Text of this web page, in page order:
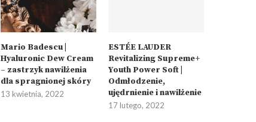
Mario Badescu |
Hyaluronic Dew Cream
– zastrzyk nawilżenia
dla spragnionej skóry
13 kwietnia, 2022
ESTÉE LAUDER
Revitalizing Supreme+
Youth Power Soft |
Odmłodzenie,
ujędrnienie i nawilżenie
17 lutego, 2022